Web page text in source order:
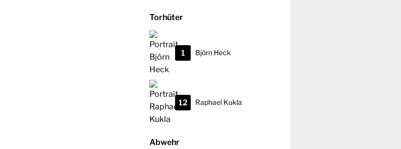
Torhüter
Björn Heck
1
Raphael Kukla
12
Abwehr